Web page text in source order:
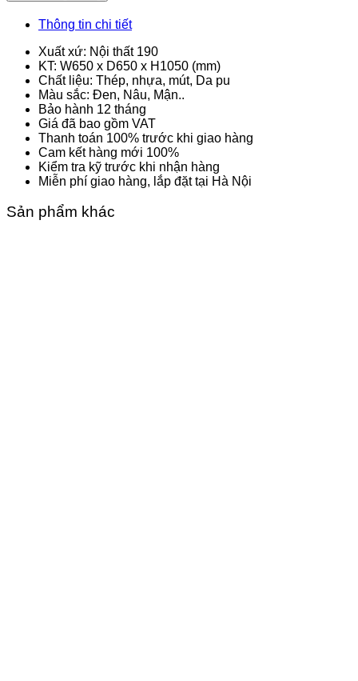
Thông tin chi tiết
Xuất xứ: Nội thất 190
KT: W650 x D650 x H1050 (mm)
Chất liệu: Thép, nhựa, mút, Da pu
Màu sắc: Đen, Nâu, Mận..
Bảo hành 12 tháng
Giá đã bao gồm VAT
Thanh toán 100% trước khi giao hàng
Cam kết hàng mới 100%
Kiểm tra kỹ trước khi nhận hàng
Miễn phí giao hàng, lắp đặt tại Hà Nội
Sản phẩm khác